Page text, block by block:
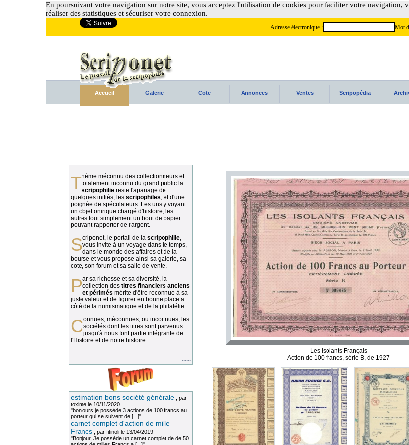
En poursuivant votre navigation sur notre site, vous acceptez l'utilisation de cookies pour faciliter votre navigation,
réaliser des statistiques et sécuriser votre connexion.
Adresse électronique : Mot
Accueil Galerie Cote Annonces Ventes Scripopédia
Thème méconnu des collectionneurs ettotalement inconnu du grand public la
scripophilie reste l'apanage de
quelques initiés, les scripophiles, et d'une
poignée de spéculateurs. Les uns y voyant
un objet onirique chargé d'histoire, les
autres tout simplement un bout de papier
pouvant rapporter de l'argent.
Scriponet, le portail de la scripophilie,
vous invite à un voyage dans le temps,
dans le monde des affaires et de la
bourse et vous propose ainsi sa galerie, sa
cote, son forum et sa salle de vente.
Par sa richesse et sa diversité, lacollection des titres financiers anciens
et périmés mérite d'être reconnue à sa
juste valeur et de figurer en bonne place à
côté de la numismatique et de la philatélie.
Connues, méconnues, ou inconnues, lessociétés dont les titres sont parvenus
jusqu'à nous font partie intégrante de
l'Histoire et de notre histoire.
......
estimation bons société générale , par
toxime le 10/11/2020
"bonjours je possède 3 actions de 100 francs au
porteur qui se suivent de [...]"
carnet complet d'action de mille
Francs , par fitinoli le 13/04/2019
"Bonjour, Je possède un carnet complet de de 50
Les Isolants Français
Action de 100 francs, série B, de 1927